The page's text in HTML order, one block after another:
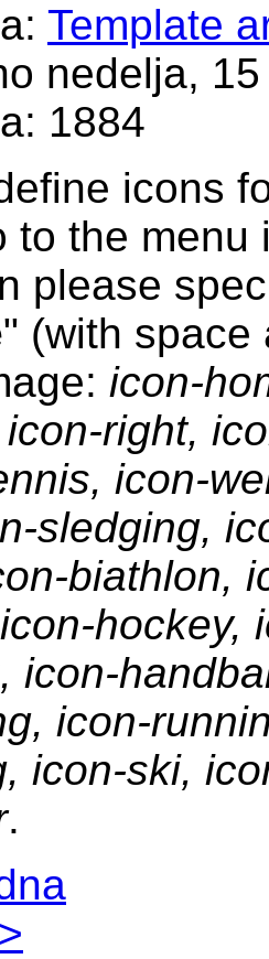
Template
nedelja,
1884
icons
to the
please
" (with space
icon-
right,
icon-
sledging,
biathlon,
hockey,
icon-
icon-
icon-ski,
.